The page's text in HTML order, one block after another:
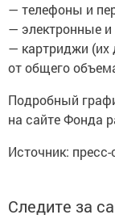
— телефоны и
— электронные и
— картриджи (их
от общего
Подробный
на сайте Фонда
Источник:
Следите за